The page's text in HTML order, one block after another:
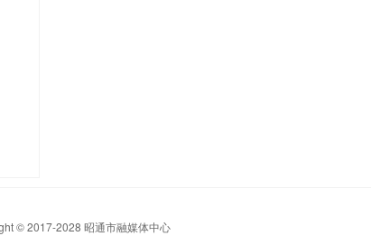
© 2017-2028 昭通市融媒体中心